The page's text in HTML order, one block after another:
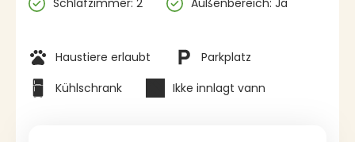
Schlafzimmer: 2
Außenbereich: Ja
Einrichtungen
Haustiere erlaubt
Parkplatz
Kühlschrank
Ikke innlagt vann